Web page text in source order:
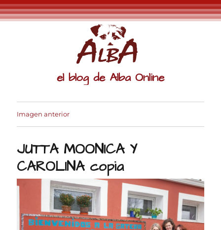
el blog de Alba Online
Imagen anterior
JUTTA MOONICA Y
CAROLINA copia